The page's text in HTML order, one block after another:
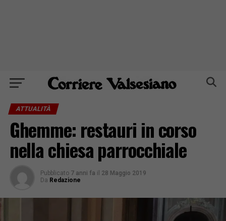
ATTUALITÀ
Ghemme: restauri in corso
nella chiesa parrocchiale
Pubblicato 7 anni fa il 28 Maggio 2019
Da Redazione